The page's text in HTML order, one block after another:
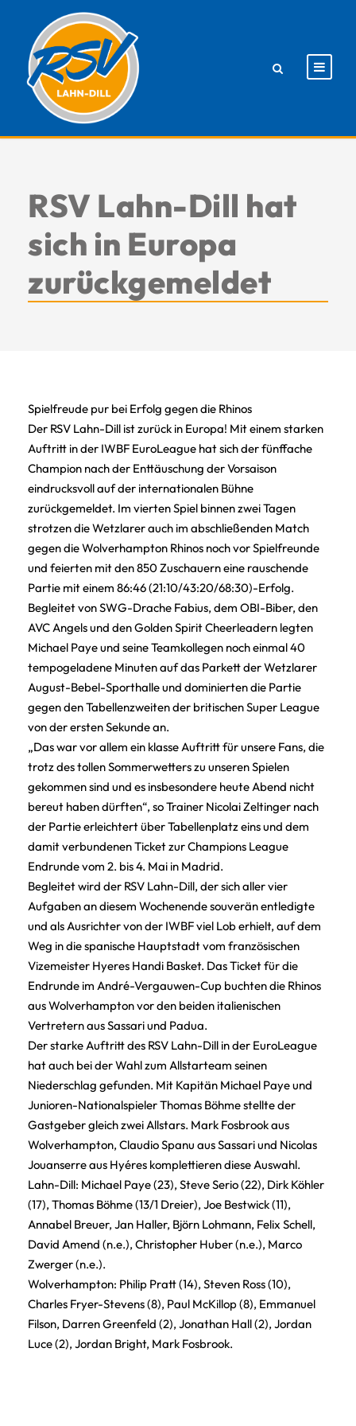
RSV Lahn-Dill hat
sich in Europa
zurückgemeldet
Spielfreude pur bei Erfolg gegen die Rhinos
Der RSV Lahn-Dill ist zurück in Europa! Mit einem starken
Auftritt in der IWBF EuroLeague hat sich der fünffache
Champion nach der Enttäuschung der Vorsaison
eindrucksvoll auf der internationalen Bühne
zurückgemeldet. Im vierten Spiel binnen zwei Tagen
strotzen die Wetzlarer auch im abschließenden Match
gegen die Wolverhampton Rhinos noch vor Spielfreunde
und feierten mit den 850 Zuschauern eine rauschende
Partie mit einem 86:46 (21:10/43:20/68:30)-Erfolg.
Begleitet von SWG-Drache Fabius, dem OBI-Biber, den
AVC Angels und den Golden Spirit Cheerleadern legten
Michael Paye und seine Teamkollegen noch einmal 40
tempogeladene Minuten auf das Parkett der Wetzlarer
August-Bebel-Sporthalle und dominierten die Partie
gegen den Tabellenzweiten der britischen Super League
von der ersten Sekunde an.
„Das war vor allem ein klasse Auftritt für unsere Fans, die
trotz des tollen Sommerwetters zu unseren Spielen
gekommen sind und es insbesondere heute Abend nicht
bereut haben dürften“, so Trainer Nicolai Zeltinger nach
der Partie erleichtert über Tabellenplatz eins und dem
damit verbundenen Ticket zur Champions League
Endrunde vom 2. bis 4. Mai in Madrid.
Begleitet wird der RSV Lahn-Dill, der sich aller vier
Aufgaben an diesem Wochenende souverän entledigte
und als Ausrichter von der IWBF viel Lob erhielt, auf dem
Weg in die spanische Hauptstadt vom französischen
Vizemeister Hyeres Handi Basket. Das Ticket für die
Endrunde im André-Vergauwen-Cup buchten die Rhinos
aus Wolverhampton vor den beiden italienischen
Vertretern aus Sassari und Padua.
Der starke Auftritt des RSV Lahn-Dill in der EuroLeague
hat auch bei der Wahl zum Allstarteam seinen
Niederschlag gefunden. Mit Kapitän Michael Paye und
Junioren-Nationalspieler Thomas Böhme stellte der
Gastgeber gleich zwei Allstars. Mark Fosbrook aus
Wolverhampton, Claudio Spanu aus Sassari und Nicolas
Jouanserre aus Hyéres komplettieren diese Auswahl.
Lahn-Dill: Michael Paye (23), Steve Serio (22), Dirk Köhler
(17), Thomas Böhme (13/1 Dreier), Joe Bestwick (11),
Annabel Breuer, Jan Haller, Björn Lohmann, Felix Schell,
David Amend (n.e.), Christopher Huber (n.e.), Marco
Zwerger (n.e.).
Wolverhampton: Philip Pratt (14), Steven Ross (10),
Charles Fryer-Stevens (8), Paul McKillop (8), Emmanuel
Filson, Darren Greenfeld (2), Jonathan Hall (2), Jordan
Luce (2), Jordan Bright, Mark Fosbrook.